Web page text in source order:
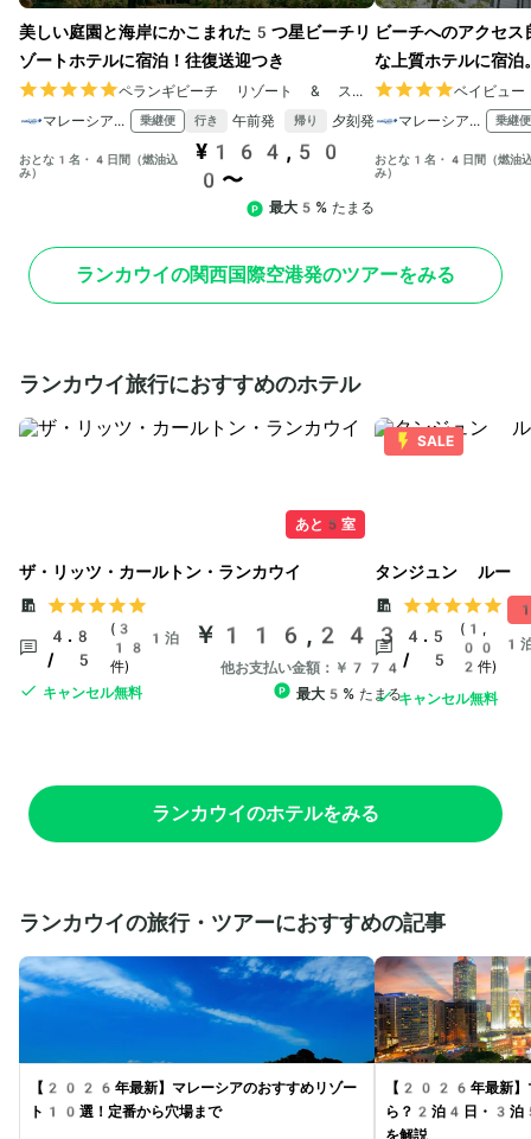
美しい庭園と海岸にかこまれた5つ星ビーチリ
ゾートホテルに宿泊！往復送迎つき
ペランギビーチ リゾート & スパ ランカウイ
マレーシア航空
乗継便 行き 午前発 帰り 夕刻発
おとな1名・4日間（燃油込
み）
¥164,50
0〜
最大5% たまる
ビーチへのアクセ
な上質ホテルに宿泊
ベイビュ
マレーシア航空
乗継便
おとな1名・4日間（燃油
み）
ランカウイの関西国際空港発のツアーをみる
ランカウイ旅行におすすめのホテル
あと5室
ザ・リッツ・カールトン・ランカウイ
4.8
/ 5
(3
18
件)
キャンセル無料
1泊 ￥116,243
他お支払い金額：￥774
最大5% たまる
SALE
タンジュン ルー
4.5
/ 5
(1,
00
2件)
キャンセル無料
1
ランカウイのホテルをみる
ランカウイの旅行・ツアーにおすすめの記事
【2026年最新】マレーシアのおすすめリゾー
ト10選！定番から穴場まで
【2026年最新】マ
ら？2泊4日・3泊5